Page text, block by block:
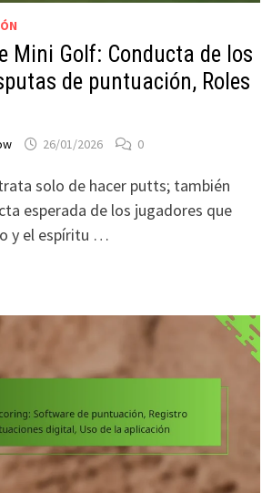
Mini Golf: Conducta de los
de puntuación, Roles
26/01/2026 0
solo de hacer putts; también
esperada de los jugadores que
y el espíritu …